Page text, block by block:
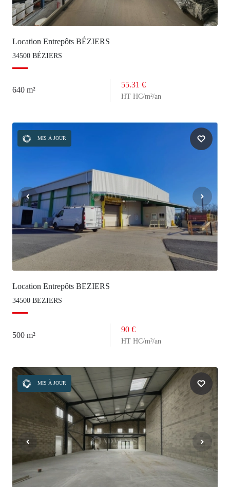
Location Entrepôts BÉZIERS
34500 BÉZIERS
640 m²
55.31 €
HT HC/m²/an
MIS À JOUR
Location Entrepôts BEZIERS
34500 BEZIERS
500 m²
90 €
HT HC/m²/an
MIS À JOUR